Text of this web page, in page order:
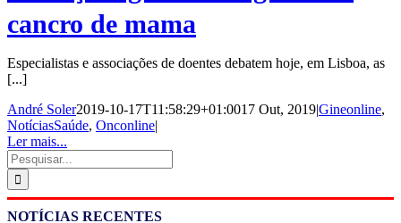
cancro de mama
Especialistas e associações de doentes debatem hoje, em Lisboa, as
[...]
André Soler2019-10-17T11:58:29+01:0017 Out, 2019|Gineonline,
NotíciasSaúde, Onconline|
Ler mais...
Pesquisar
NOTÍCIAS RECENTES